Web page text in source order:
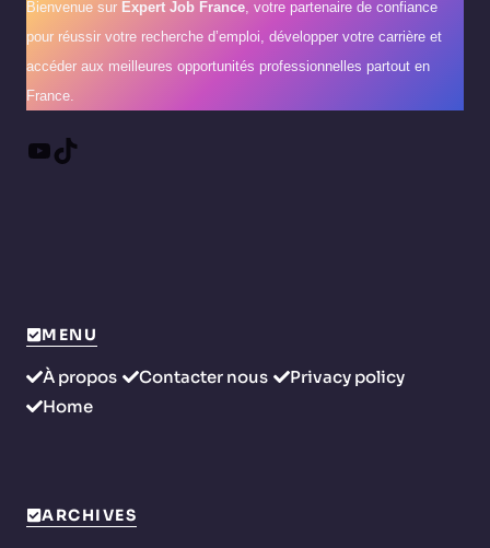
Bienvenue sur Expert Job France , votre partenaire de confiance
pour réussir votre recherche d’emploi, développer votre carrière et
accéder aux meilleures opportunités professionnelles partout en
France.
YouTube
TikTok
MENU
À propos Contacter nous
Privacy policy
Home
ARCHIVES